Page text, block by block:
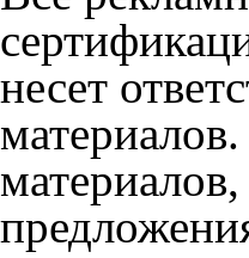
несет